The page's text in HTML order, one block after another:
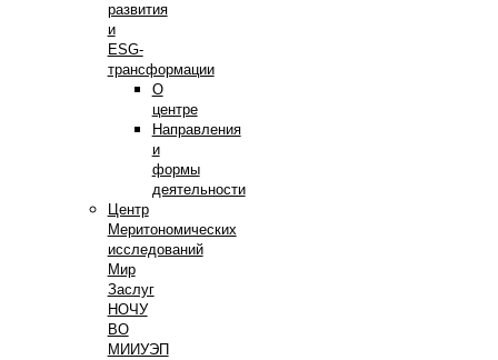
развития
и
ESG-
трансформации
О
центре
Направления
и
формы
деятельности
Центр
Меритономических
исследований
Мир
Заслуг
НОЧУ
ВО
МИИУЭП